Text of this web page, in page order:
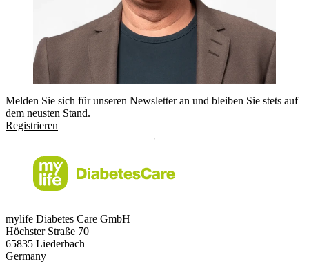
Melden Sie sich für unseren Newsletter an und bleiben Sie stets auf
dem neusten Stand.
Registrieren
mylife Diabetes Care GmbH
Höchster Straße 70
65835 Liederbach
Germany